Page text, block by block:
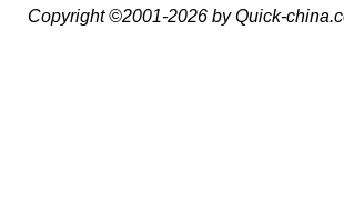
Copyright ©2001-2026 by Quick-